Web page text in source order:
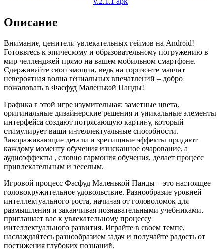
Описание
Внимание, ценители увлекательных геймов на Android!
Готовьтесь к эпическому и образовательному погружению в
мир челленджей прямо на вашем мобильном смартфоне.
Сдерживайте свои эмоции, ведь на горизонте маячит
невероятная волна гениальных впечатлений – добро
пожаловать в Фасфуд Маленькой Панды!
Графика в этой игре изумительная: заметные цвета,
оригинальные дизайнерские решения и уникальные элементы
интерфейса создают потрясающую картину, который
стимулирует ваши интеллектуальные способности.
Завораживающие детали и зрелищные эффекты придают
каждому моменту обучения изысканное очарование, а
аудиоэффекты , словно гармония обучения, делает процесс
привлекательным и веселым.
Игровой процесс Фасфуд Маленькой Панды – это настоящее
головокружительное удовольствие. Разнообразие уровней
интеллектуального роста, начиная от головоломок для
размышления и заканчивая познавательными учебниками,
приглашает вас к увлекательному процессу
интеллектуального развития. Играйте в своем темпе,
наслаждайтесь разнообразием задач и получайте радость от
постижения глубоких познаний.